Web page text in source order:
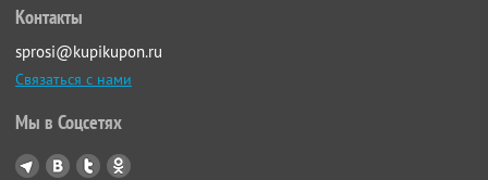
Контакты
sprosi@kupikupon.ru
Связаться с нами
Мы в Соцсетях